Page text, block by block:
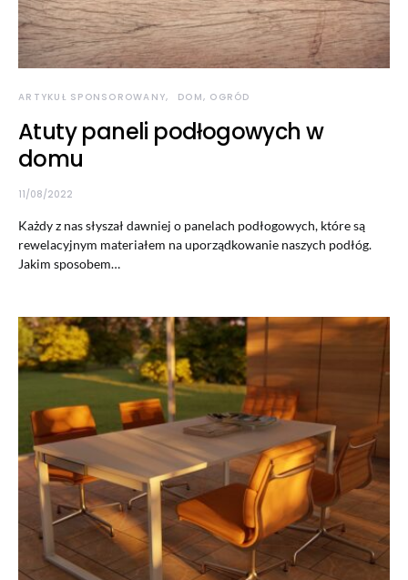
ARTYKUŁ SPONSOROWANY DOM, OGRÓD
Atuty paneli podłogowych w
domu
11/08/2022
Każdy z nas słyszał dawniej o panelach podłogowych, które są
rewelacyjnym materiałem na uporządkowanie naszych podłóg.
Jakim sposobem…